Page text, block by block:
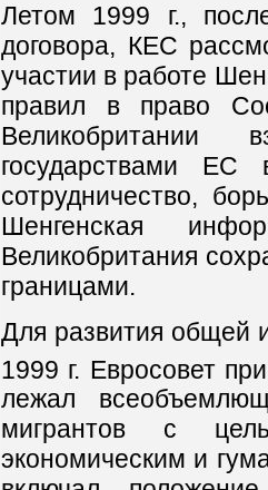
Летом 1999 г.,
договора, КЕС
участии в работе
правил в право
Великобритании
государствами ЕС
сотрудничество,
Шенгенская
Великобритания
границами.
Для развития общей
1999 г. Евросовет
лежал
мигрантов с
экономическим и